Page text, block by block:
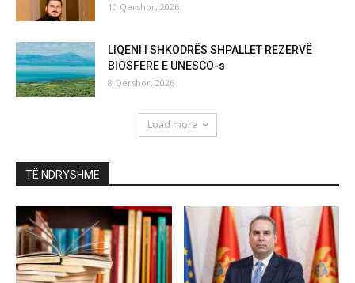
10 Qershor, 2026
LIQENI I SHKODRËS SHPALLET REZERVË
BIOSFERE E UNESCO-s
8 Qershor, 2026
Load more
TË NDRYSHME